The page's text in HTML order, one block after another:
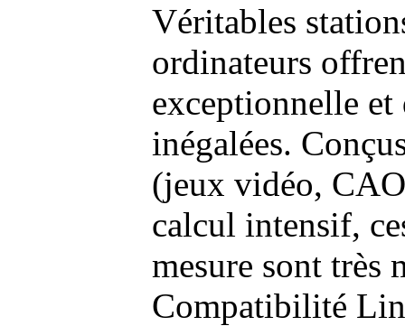
Véritables
ordinateurs
exceptionnelle et
inégalées.
(jeux vidéo,
calcul intensif,
mesure sont très
Compatibilité